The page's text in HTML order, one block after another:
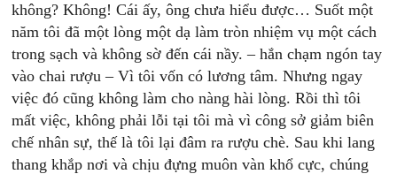
không? Không! Cái ấy, ông chưa hiểu được… Suốt một
năm tôi đã một lòng một dạ làm tròn nhiệm vụ một cách
trong sạch và không sờ đến cái nầy. – hắn chạm ngón tay
vào chai rượu – Vì tôi vốn có lương tâm. Nhưng ngay
việc đó cũng không làm cho nàng hài lòng. Rồi thì tôi
mất việc, không phải lỗi tại tôi mà vì công sở giảm biên
chế nhân sự, thế là tôi lại đâm ra rượu chè. Sau khi lang
thang khắp nơi và chịu đựng muôn vàn khổ cực, chúng